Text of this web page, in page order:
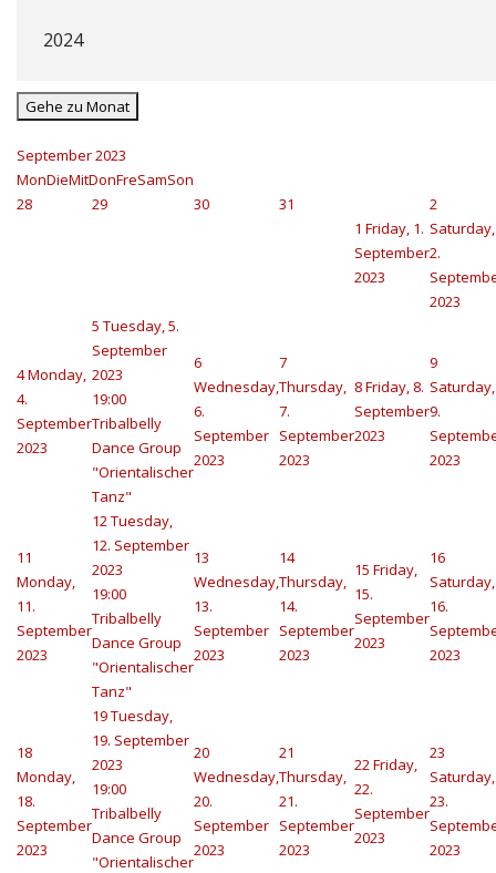
Gehe zu Monat
September 2023
MonDieMitDonFreSamSon
28
29 30
31
1 Friday, 1.
September
2023
2
Saturday,
2.
2023
4Monday,
4.
September
2023
5 Tuesday, 5.
September
2023
19:00
Tribalbelly
Dance Group
"Orientalischer
Tanz"
6
Wednesday,
6.
September
2023
7
Thursday,
7.
September
2023
8Friday, 8.
September
2023
9
Saturday,
9.
2023
11
Monday,
11.
September
2023
12Tuesday,
12. September
2023
19:00
Tribalbelly
Dance Group
"Orientalischer
Tanz"
13
Wednesday,
13.
September
2023
14
Thursday,
14.
September
2023
15 Friday,
15.
September
2023
16
Saturday,
16.
2023
18
Monday,
18.
September
2023
19Tuesday,
19. September
2023
19:00
Tribalbelly
Dance Group
"Orientalischer
20
Wednesday,
20.
September
2023
21
Thursday,
21.
September
2023
22Friday,
22.
September
2023
23
Saturday,
23.
2023